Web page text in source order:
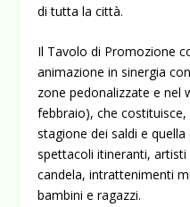
di tutta la città.
Il Tavolo di Promozione
animazione in sinergia
zone pedonalizzate e nel
febbraio), che
stagione dei saldi e
spettacoli itineranti,
candela, intrattenimenti
bambini e ragazzi.